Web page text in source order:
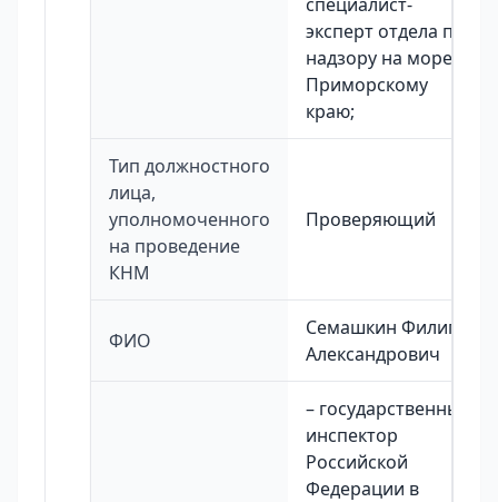
эксперт отдела по
надзору на море по
Приморскому
краю;
Тип должностного
лица,
уполномоченного
на проведение
КНМ
Проверяющий
ФИО
Семашкин Филипп
Александрович
– государственный
инспектор
Российской
Федерации в